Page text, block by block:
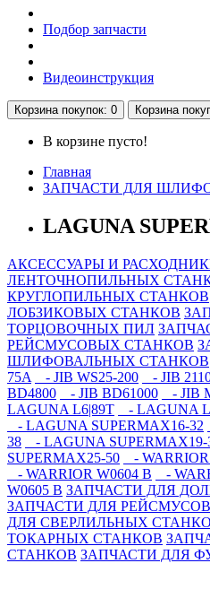
Подбор запчасти
Видеоинструкция
Корзинапокупок: 0 Корзина
В корзине пусто!
Главная
ЗАПЧАСТИ ДЛЯ
LAGUNA
АКСЕССУАРЫ И
ЛЕНТОЧНОПИЛЬНЫХ
КРУГЛОПИЛЬНЫХ СТАНКОВ
ЛОБЗИКОВЫХ СТАНКОВ
ТОРЦОВОЧНЫХ ПИЛ
РЕЙСМУСОВЫХ СТАНКОВ
ШЛИФОВАЛЬНЫХ СТАНКОВ
75A
- JIB WS25-200 - JIB
BD4800
- JIB BD61000 - JIB
LAGUNA L6|89T
- LAGUNA
- LAGUNA SUPERMAX16-32
38
- LAGUNA SUPERMAX19-
SUPERMAX25-50
-
- WARRIOR W0604 B
-
W0605 B ЗАПЧАСТИ ДЛЯ
ЗАПЧАСТИ ДЛЯ
ДЛЯ СВЕРЛИЛЬНЫХ
ТОКАРНЫХ СТАНКОВ
СТАНКОВ ЗАПЧАСТИ ДЛЯ